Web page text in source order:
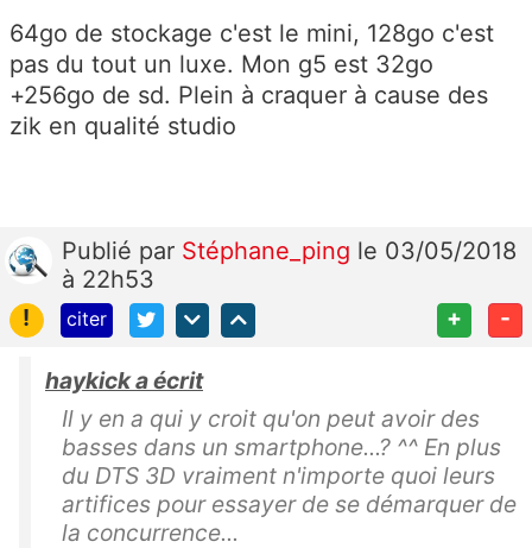
64go de stockage c'est le mini, 128go c'est
pas du tout un luxe. Mon g5 est 32go
+256go de sd. Plein à craquer à cause des
zik en qualité studio
Publié par Stéphane_ping le 03/05/2018
à 22h53
!
citer + -
haykick a écrit
Il y en a qui y croit qu'on peut avoir des
basses dans un smartphone...? ^^ En plus
du DTS 3D vraiment n'importe quoi leurs
artifices pour essayer de se démarquer de
la concurrence...